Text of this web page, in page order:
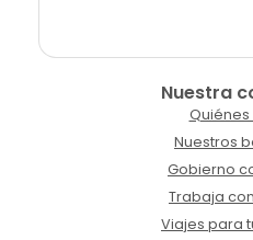
Nuestra
Nuestros
Gobierno
Trabaja
Viajes para